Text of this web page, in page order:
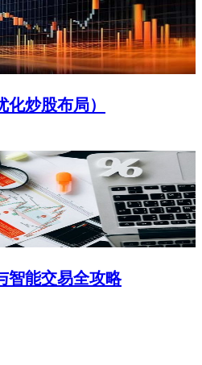
炒股布局）
智能交易全攻略